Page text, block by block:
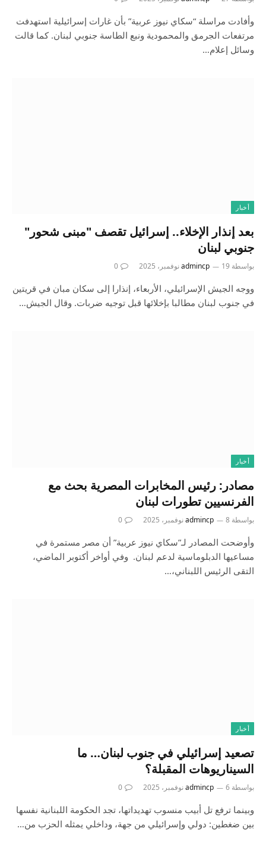
وأفادت مراسلة “سكاي نيوز عربية” بأن غارات إسرائيلية استهدفت
مرتفعات الجرمق والمحمودية ونبع الطاسة جنوبي لبنان. كما قالت
وسائل إعلام…
أخبار
بعد إنذار الإخلاء.. إسرائيل تقصف "مبنى شحور"
جنوبي لبنان
بواسطة admincp 19 نوفمبر، 2025 0
ووجه الجيش الإسرائيلي، الأربعاء، إنذارا إلى سكان مبان في قريتين
في جنوب لبنان مطالبا بإخلائها قبل توجيه ضربات. وقال الجيش…
أخبار
مصادر: رئيس المخابرات المصرية بحث مع
الفرنسيين تطورات لبنان
بواسطة admincp 8 نوفمبر، 2025 0
وأوضحت المصادر لـ”سكاي نيوز عربية” أن مصر مستمرة في
مساعيها الدبلوماسية لدعم لبنان. وفي أواخر أكتوبر الماضي،
التقى الرئيس اللبناني،…
أخبار
تصعيد إسرائيلي في جنوب لبنان… ما
السيناريوهات المقبلة؟
بواسطة admincp 6 نوفمبر، 2025 0
وبينما ترفع تل أبيب منسوب تهديداتها، تجد الحكومة اللبنانية نفسها
بين ضغطين: دولي وإسرائيلي من جهة، وداخلي يمثله الحزب من…